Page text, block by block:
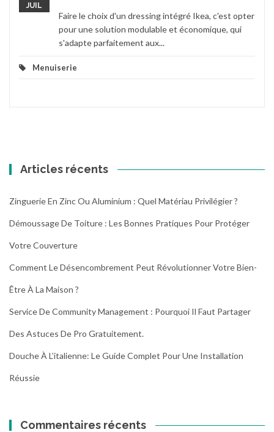
JUIL
Faire le choix d'un dressing intégré Ikea, c'est opter
pour une solution modulable et économique, qui
s'adapte parfaitement aux...
Menuiserie
Articles récents
Zinguerie En Zinc Ou Aluminium : Quel Matériau Privilégier ?
Démoussage De Toiture : Les Bonnes Pratiques Pour Protéger
Votre Couverture
Comment Le Désencombrement Peut Révolutionner Votre Bien-
Être À La Maison ?
Service De Community Management : Pourquoi Il Faut Partager
Des Astuces De Pro Gratuitement.
Douche À L’italienne: Le Guide Complet Pour Une Installation
Réussie
Commentaires récents